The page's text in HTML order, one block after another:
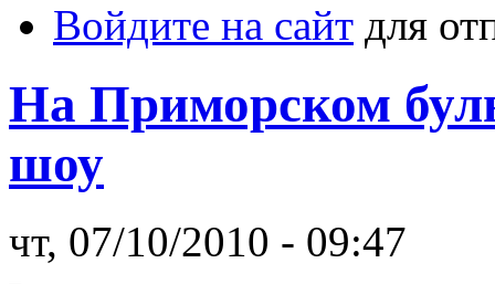
Войдите на сайт для
На Приморском
шоу
чт, 07/10/2010 - 09:47